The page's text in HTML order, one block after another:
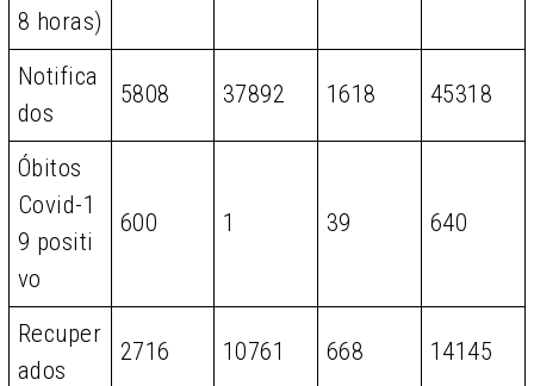
8 horas)
Notifica
dos
5808 37892 1618 45318
Óbitos
Covid-1
9 positi
vo
600 1 39 640
Recuper
ados
2716 10761 668 14145